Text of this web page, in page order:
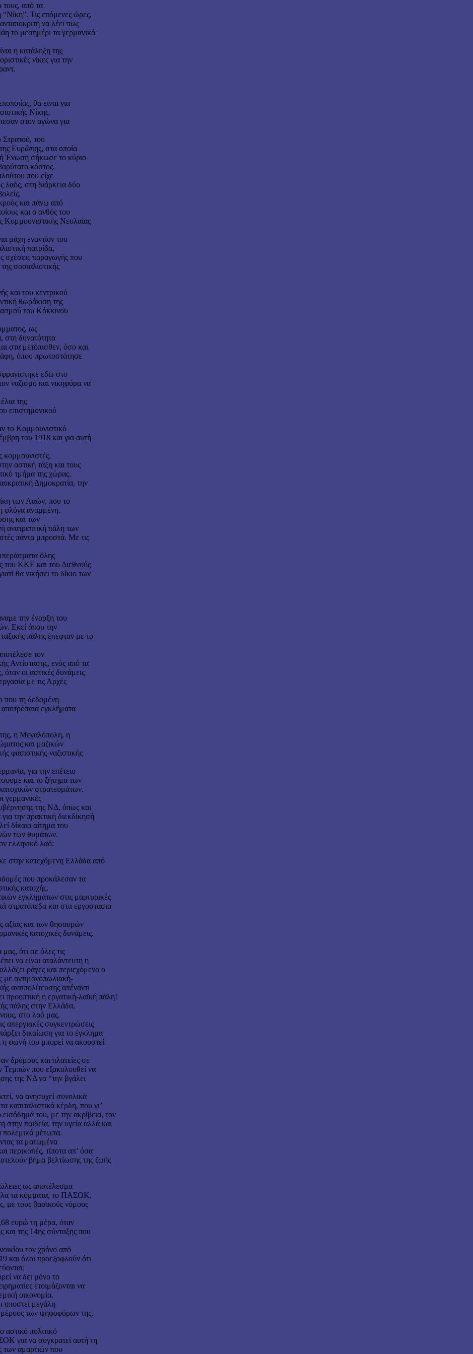
τους, από τα
Τις επόμενες ώρες,
να λέει πως
το μεσημέρι τα γερμανικά
η κατάληξη της
νίκες για την
θα είναι για
Νίκης.
στον αγώνα για
Στρατού, του
Ευρώπης, στα οποία
Ένωση σήκωσε το κύριο
κόστος.
που είχε
λαός, στη διάρκεια δύο
και πάνω από
και ο ανθός του
Νεολαίας
μάχη εναντίον του
πατρίδα,
σχέσεις παραγωγής που
σοσιαλιστικής
και του κεντρικού
θωράκιση της
του Κόκκινου
ως
στη δυνατότητα
στα μετόπισθεν, όσο και
όπου πρωτοστάτησε
εδώ στο
ναζισμό και νικηφόρα να
της
επιστημονικού
το Κομμουνιστικό
του 1918 και για αυτή
αστική τάξη και τους
τμήμα της χώρας,
Δημοκρατία, την
των Λαών, που το
φλόγα αναμμένη.
και των
ανατρεπτική πάλη των
πάντα μπροστά. Με τις
όλης
του ΚΚΕ και του Διεθνούς
θα νικήσει το δίκιο των
την έναρξη του
Εκεί όπου την
πάλης έπεφταν με το
τον
Αντίστασης, ενός από τα
οι αστικές δυνάμεις
με τις Αρχές
που τη δεδομένη
αποτρόπαια εγκλήματα
η Μεγαλόπολη, η
και μαζικών
φασιστικής-ναζιστικής
για την επέτειο
και το ζήτημα των
στρατευμάτων.
γερμανικές
της ΝΔ, όπως και
την πρακτική διεκδίκησή
δίκαιο αίτημα του
των θυμάτων.
ελληνικό λαό:
στην κατεχόμενη Ελλάδα από
που προκάλεσαν τα
κατοχής.
εγκλημάτων στις μαρτυρικές
στρατόπεδα και στα εργοστάσια
αξίας και των θησαυρών
κατοχικές δυνάμεις.
ότι σε όλες τις
να είναι αταλάντευτη η
ράγες και περιεχόμενο ο
με αντιμονοπωλιακή-
αντιπολίτευσης απέναντι
προοπτική η εργατική-λαϊκή πάλη!
πάλης στην Ελλάδα,
στο λαό μας.
απεργιακές συγκεντρώσεις
δικαίωση για το έγκλημα
φωνή του μπορεί να ακουστεί
δρόμους και πλατείες σε
Τεμπών που εξακολουθεί να
της ΝΔ να “την βγάλει
να ανησυχεί συνολικά
καπιταλιστικά κέρδη, που γι’
του, με την ακρίβεια, τον
στην παιδεία, την υγεία αλλά και
πολεμικά μέτωπα.
τα ματωμένα
περικοπές, τίποτα απ’ όσα
βήμα βελτίωσης της ζωής
ως αποτέλεσμα
όλα τα κόμματα, το ΠΑΣΟΚ,
με τους βασικούς νόμους
ευρώ τη μέρα, όταν
και της 14ης σύνταξης που
τον χρόνο από
και όλοι προεξοφλούν ότι
να δει μόνο το
ετοιμάζονται να
οικονομία.
υποστεί μεγάλη
μέρους των ψηφοφόρων της,
πολιτικό
για να συγκρατεί αυτή τη
των αμαρτιών που